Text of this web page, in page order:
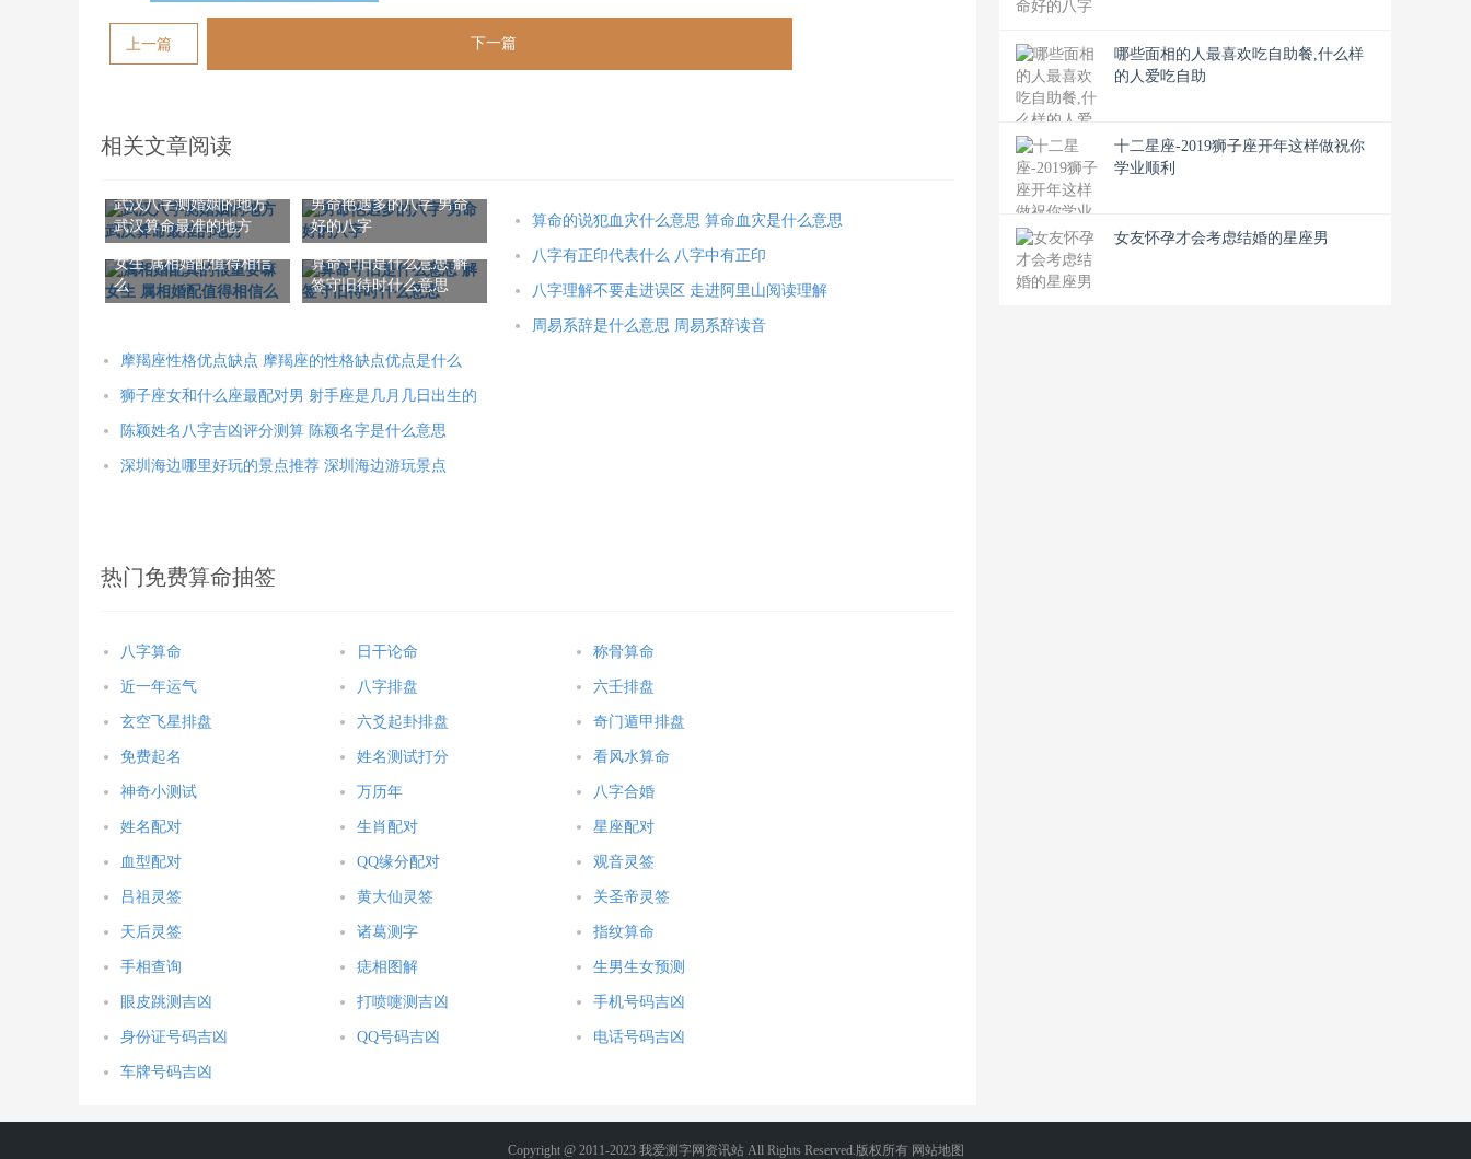
上一篇 下一篇
相关文章阅读
武汉八字测婚姻的地方
武汉算命最准的地方
男命艳遇多的八字 男命
好的八字
属相婚配真的很重要嘛
女生 属相婚配值得相信
么
算命守旧是什么意思 解
签守旧待时什么意思
算命的说犯血灾什么意思 算命血灾是什么意思
八字有正印代表什么 八字中有正印
八字理解不要走进误区 走进阿里山阅读理解
周易系辞是什么意思 周易系辞读音
摩羯座性格优点缺点 摩羯座的性格缺点优点是什么
狮子座女和什么座最配对男 射手座是几月几日出生的
陈颖姓名八字吉凶评分测算 陈颖名字是什么意思
深圳海边哪里好玩的景点推荐 深圳海边游玩景点
热门免费算命抽签
八字算命 日干论命 称骨算命
近一年运气 八字排盘 六壬排盘
玄空飞星排盘 六爻起卦排盘 奇门遁甲排盘
免费起名 姓名测试打分 看风水算命
神奇小测试 万历年 八字合婚
姓名配对 生肖配对 星座配对
血型配对 QQ缘分配对 观音灵签
吕祖灵签 黄大仙灵签 关圣帝灵签
天后灵签 诸葛测字 指纹算命
手相查询 痣相图解 生男生女预测
眼皮跳测吉凶 打喷嚏测吉凶 手机号码吉凶
身份证号码吉凶 QQ号码吉凶 电话号码吉凶
车牌号码吉凶
哪些面相的人最喜欢吃自助餐,什么样
的人爱吃自助
十二星座-2019狮子座开年这样做祝你
学业顺利
女友怀孕才会考虑结婚的星座男
Copyright @ 2011-2023 我爱测字网资讯站 All Rights Reserved.版权所有 网站地图